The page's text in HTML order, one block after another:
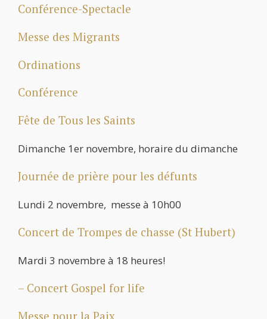
Conférence-Spectacle
Messe des Migrants
Ordinations
Conférence
Fête de Tous les Saints
Dimanche 1er novembre, horaire du dimanche
Journée de prière pour les défunts
Lundi 2 novembre, messe à 10h00
Concert de Trompes de chasse (St Hubert)
Mardi 3 novembre à 18 heures!
– Concert Gospel for life
Messe pour la Paix